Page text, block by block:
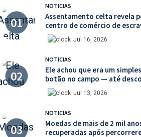
NOTICIAS
Assentamento celta revela
centro de comércio de
França
Jul 16, 2026
NOTICIAS
Ele achou que era um simples
botão no campo — até
uma moeda medieval de valor
histórico incalculável
Jul 13, 2026
NOTICIAS
Moedas de mais de 2 mil
recuperadas após